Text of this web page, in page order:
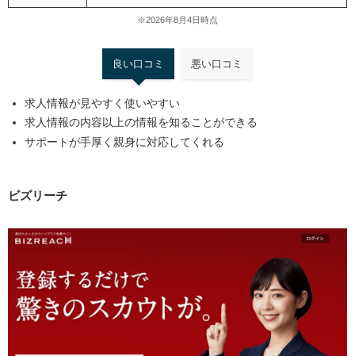
※2026年8月4日時点
良い口コミ 悪い口コミ
求人情報が見やすく使いやすい
求人情報の内容以上の情報を知ることができる
サポートが手厚く親身に対応してくれる
ビズリーチ